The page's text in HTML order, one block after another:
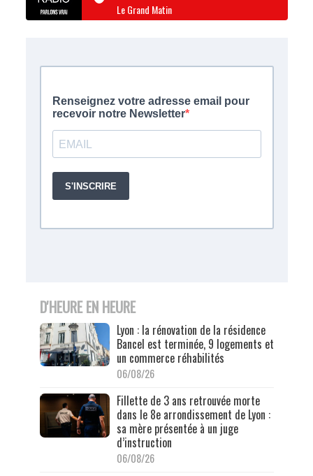
Le Grand Matin
D'HEURE EN HEURE
Lyon : la rénovation de la résidence
Bancel est terminée, 9 logements et
un commerce réhabilités
06/08/26
Fillette de 3 ans retrouvée morte
dans le 8e arrondissement de Lyon :
sa mère présentée à un juge
d’instruction
06/08/26